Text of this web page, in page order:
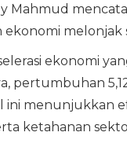
Mahmud
melonjak
ekonomi
pertumbuhan
ini menunjukkan
ketahanan